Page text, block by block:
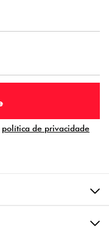
política de privacidade